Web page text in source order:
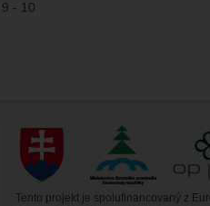
9 - 10
Tento projekt je spolufinancovaný z